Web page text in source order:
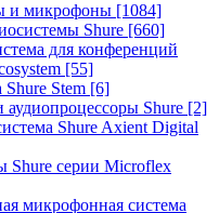
и микрофоны [1084]
Shure [660]
для конференций
[55]
Shure Stem [6]
Shure [2]
Shure Axient Digital
серии Microflex
микрофонная система